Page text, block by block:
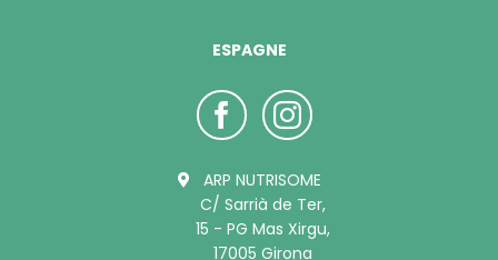
ESPAGNE
ARP NUTRISOME
C/ Sarrià de Ter,
15 - PG Mas Xirgu,
17005 Girona